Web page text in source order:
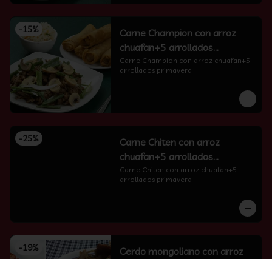
-15%
Carne Champion con arroz
chuafan+5 arrollados
primavera
Carne Champion con arroz chuafan+5
arrollados primavera
-25%
Carne Chiten con arroz
chuafan+5 arrollados
primavera
Carne Chiten con arroz chuafan+5
arrollados primavera
-19%
Cerdo mongoliano con arroz